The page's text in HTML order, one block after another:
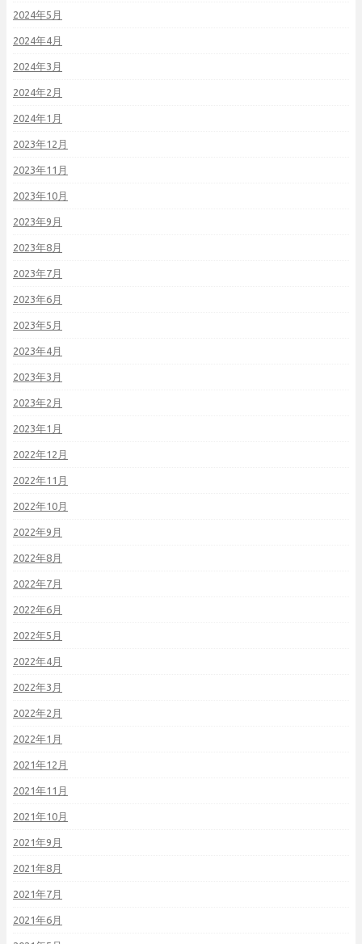
2024年5月
2024年4月
2024年3月
2024年2月
2024年1月
2023年12月
2023年11月
2023年10月
2023年9月
2023年8月
2023年7月
2023年6月
2023年5月
2023年4月
2023年3月
2023年2月
2023年1月
2022年12月
2022年11月
2022年10月
2022年9月
2022年8月
2022年7月
2022年6月
2022年5月
2022年4月
2022年3月
2022年2月
2022年1月
2021年12月
2021年11月
2021年10月
2021年9月
2021年8月
2021年7月
2021年6月